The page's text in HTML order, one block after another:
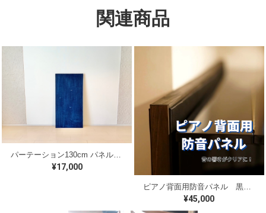
関連商品
¥17,000
ピアノ背面用防音パネル 黒 2枚セット （送料無料）
¥45,000